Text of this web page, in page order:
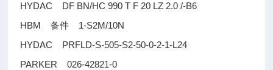
HYDAC DF BN/HC 990 T F 20 LZ 2.0 /-B6
HBM备件 1-S2M/10N
HYDAC PRFLD-S-505-S2-50-0-2-1-L24
PARKER 026-42821-0